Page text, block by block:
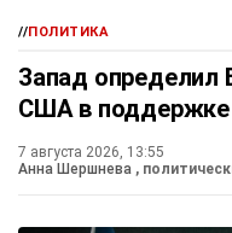
//ПОЛИТИКА
Запад
США в поддержке
7 августа 2026, 13:55
Анна Шершнева ,